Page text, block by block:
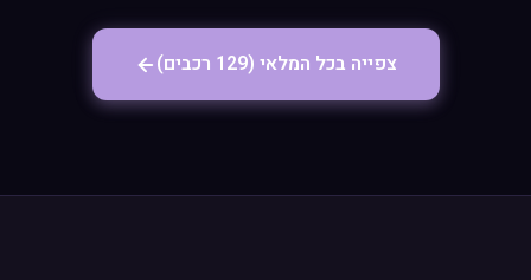
צפייה בכל המלאי (129 רכבים)